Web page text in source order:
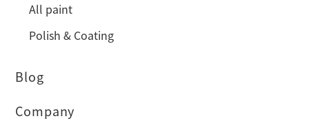
All paint
Polish & Coating
Blog
Company